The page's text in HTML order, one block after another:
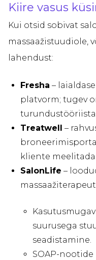
Kiire vasus
Kui otsid sobivat
massaažistuudiole,
lahendust:
Fresha –
platvorm; tugev
Treatwell
–
kliente meelitada.
SalonLife –
suurusega
seadistamine.
SOAP-